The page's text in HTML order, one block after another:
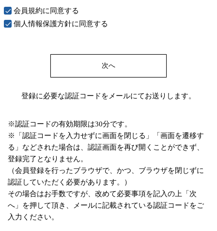
会員規約に同意する
個人情報保護方針に同意する
次へ
登録に必要な認証コードをメールにてお送りします。
※認証コードの有効期限は30分です。
※「認証コードを入力せずに画面を閉じる」「画面を遷移す
る」などされた場合は、認証画面を再び開くことができず、
登録完了となりません。
（会員登録を行ったブラウザで、かつ、ブラウザを閉じずに
認証していただく必要があります。）
その場合はお手数ですが、改めて必要事項を記入の上「次
へ」を押して頂き、メールに記載されている認証コードをご
入力ください。